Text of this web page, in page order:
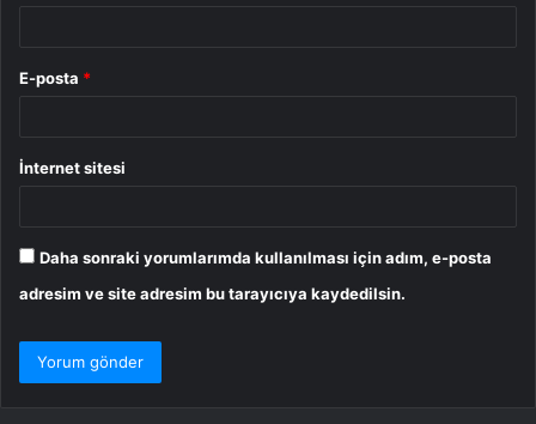
E-posta *
İnternet sitesi
Daha sonraki yorumlarımda kullanılması için adım, e-posta
adresim ve site adresim bu tarayıcıya kaydedilsin.